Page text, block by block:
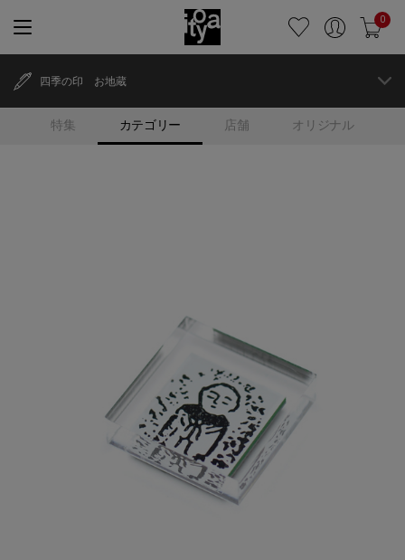
0
特集 カテゴリー 店舗 オリジナル
四季の印 お地蔵